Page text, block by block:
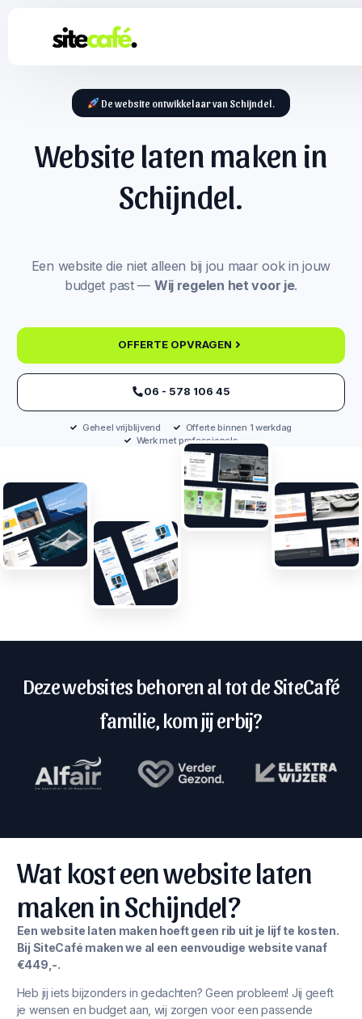
De website ontwikkelaar van Schijndel.
Website laten maken in
Schijndel.
Een website die niet alleen bij jou maar ook in jouw
budget past — Wij regelen het voor je.
OFFERTE OPVRAGEN
‪06 - 578 106 45‬
Geheel vrijblijvend
Offerte binnen 1 werkdag
Werk met professionals
Deze websites behoren al tot de SiteCafé
familie, kom jij erbij?
Wat kost een website laten
maken in Schijndel?
Een website laten maken hoeft geen rib uit je lijf te kosten.
Bij SiteCafé maken we al een eenvoudige website vanaf
€449,-.
Heb jij iets bijzonders in gedachten? Geen probleem! Jij geeft
je wensen en budget aan, wij zorgen voor een passende